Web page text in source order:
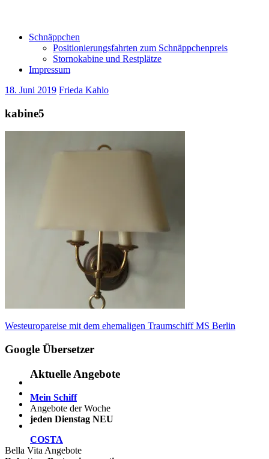
Schnäppchen
Positionierungsfahrten zum Schnäppchenpreis
Stornokabine und Restplätze
Impressum
18. Juni 2019 Frieda Kahlo
kabine5
Beitragsnavigation
Vorheriger
Westeuropareise mit dem ehemaligen Traumschiff MS Berlin
Google Übersetzer
Aktuelle Angebote
Mein Schiff
Angebote der Woche
jeden Dienstag NEU
COSTA
Bella Vita Angebote